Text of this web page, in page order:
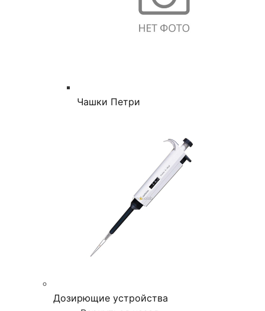
Чашки Петри
Дозирющие устройства